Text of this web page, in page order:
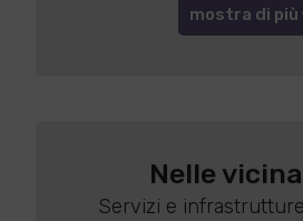
mostra di più
Nelle
Servizi e